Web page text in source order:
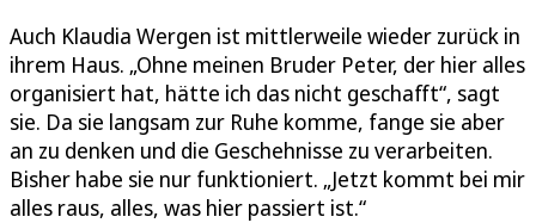
Auch Klaudia Wergen ist mittlerweile wieder zurück in
ihrem Haus. „Ohne meinen Bruder Peter, der hier alles
organisiert hat, hätte ich das nicht geschafft“, sagt
sie. Da sie langsam zur Ruhe komme, fange sie aber
an zu denken und die Geschehnisse zu verarbeiten.
Bisher habe sie nur funktioniert. „Jetzt kommt bei mir
alles raus, alles, was hier passiert ist.“